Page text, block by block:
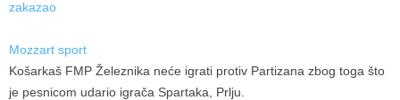
Mozzart sport
Košarkaš FMP Železnika neće igrati protiv Partizana zbog toga što
je pesnicom udario igrača Spartaka, Prlju.